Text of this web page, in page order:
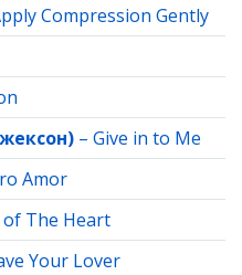
Compression Gently
– Give in to Me
Amor
of The Heart
Your Lover